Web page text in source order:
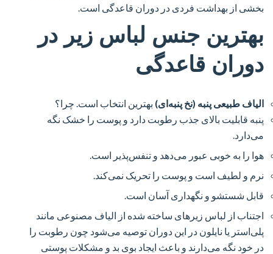
بخشی از بهداشت فردی در دوران قاعدگی است.
بهترین جنس لباس زیر در
دوران قاعدگی
الیاف طبیعی پنبه (نخ پنبه‌ای) بهترین انتخاب است. چرا؟
پنبه قابلیت بالای جذب رطوبت دارد و پوست را خشک نگه
می‌دارد.
هوا را به خوبی عبور می‌دهد و تنفس‌پذیر است.
نرم و لطیف است و پوست را تحریک نمی‌کند.
قابل شستشو و نگهداری آسان است.
اجتناب از لباس زیرهای ساخته شده از الیاف مصنوعی مانند
پلی‌استر یا نایلون در این دوران توصیه می‌شود چون رطوبت را
در خود نگه می‌دارند و باعث ایجاد بوی بد و مشکلات پوستی